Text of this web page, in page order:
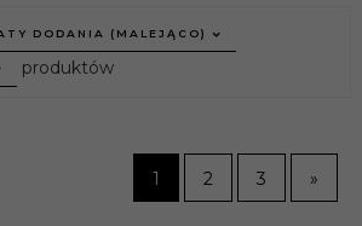
DODANIA (MALEJĄCO)
produktów
1 2 3 »